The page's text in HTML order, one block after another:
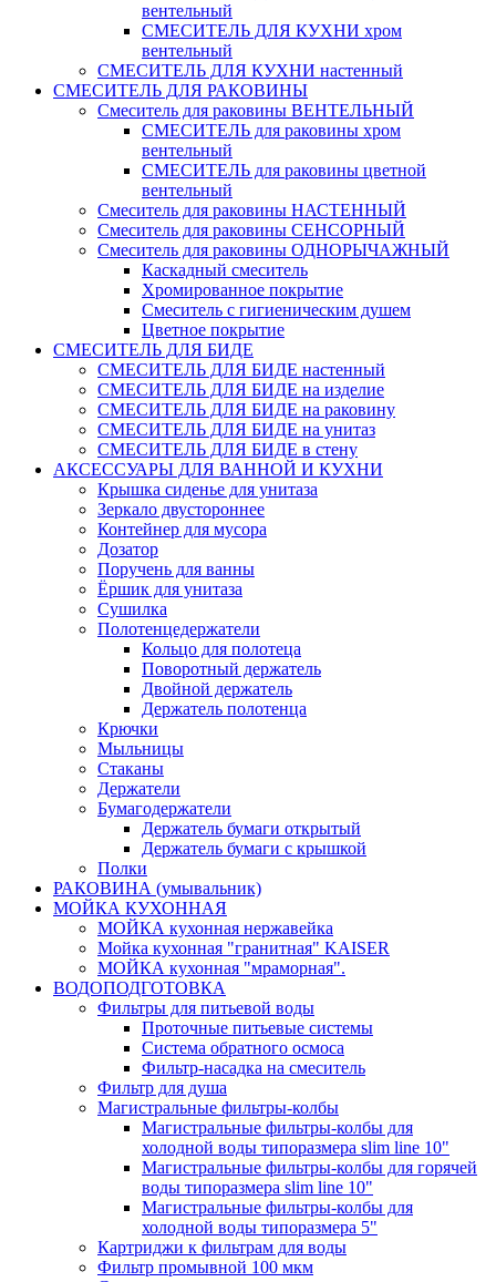
вентельный
СМЕСИТЕЛЬ ДЛЯ КУХНИ хром
вентельный
СМЕСИТЕЛЬ ДЛЯ КУХНИ настенный
СМЕСИТЕЛЬ ДЛЯ РАКОВИНЫ
Смеситель для раковины ВЕНТЕЛЬНЫЙ
СМЕСИТЕЛЬ для раковины хром
вентельный
СМЕСИТЕЛЬ для раковины цветной
вентельный
Смеситель для раковины НАСТЕННЫЙ
Смеситель для раковины СЕНСОРНЫЙ
Смеситель для раковины ОДНОРЫЧАЖНЫЙ
Каскадный смеситель
Хромированное покрытие
Смеситель с гигиеническим душем
Цветное покрытие
СМЕСИТЕЛЬ ДЛЯ БИДЕ
СМЕСИТЕЛЬ ДЛЯ БИДЕ настенный
СМЕСИТЕЛЬ ДЛЯ БИДЕ на изделие
СМЕСИТЕЛЬ ДЛЯ БИДЕ на раковину
СМЕСИТЕЛЬ ДЛЯ БИДЕ на унитаз
СМЕСИТЕЛЬ ДЛЯ БИДЕ в стену
АКСЕССУАРЫ ДЛЯ ВАННОЙ И КУХНИ
Крышка сиденье для унитаза
Зеркало двустороннее
Контейнер для мусора
Дозатор
Поручень для ванны
Ёршик для унитаза
Сушилка
Полотенцедержатели
Кольцо для полотеца
Поворотный держатель
Двойной держатель
Держатель полотенца
Крючки
Мыльницы
Стаканы
Держатели
Бумагодержатели
Держатель бумаги открытый
Держатель бумаги с крышкой
Полки
РАКОВИНА (умывальник)
МОЙКА КУХОННАЯ
МОЙКА кухонная нержавейка
Мойка кухонная "гранитная" KAISER
МОЙКА кухонная "мраморная".
ВОДОПОДГОТОВКА
Фильтры для питьевой воды
Проточные питьевые системы
Система обратного осмоса
Фильтр-насадка на смеситель
Фильтр для душа
Магистральные фильтры-колбы
Магистральные фильтры-колбы для
холодной воды типоразмера slim line 10"
Магистральные фильтры-колбы для горячей
воды типоразмера slim line 10"
Магистральные фильтры-колбы для
холодной воды типоразмера 5"
Картриджи к фильтрам для воды
Фильтр промывной 100 мкм